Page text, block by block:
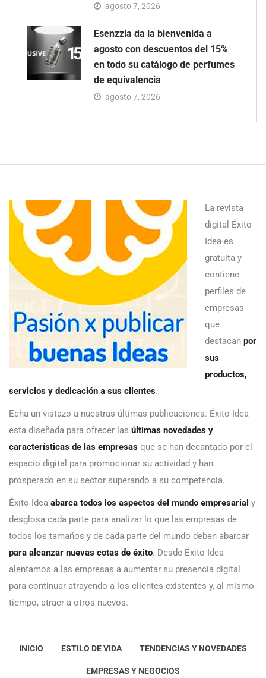
agosto 7, 2026
Esenzzia da la bienvenida a
agosto con descuentos del 15%
en todo su catálogo de perfumes
de equivalencia
agosto 7, 2026
La revista
digital Éxito
Idea es
gratuita y
contiene
perfiles de
empresas
que
destacan por
sus
productos,
servicios y dedicación a sus clientes.
Echa un vistazo a nuestras últimas publicaciones. Éxito Idea
está diseñada para ofrecer las últimas novedades y
características de las empresas que se han decantado por el
espacio digital para promocionar su actividad y han
prosperado en su sector superando a su competencia.
Éxito Idea abarca todos los aspectos del mundo empresarial y
desglosa cada parte para analizar lo que las empresas de
todos los tamaños y de cada parte del mundo deben abarcar
para alcanzar nuevas cotas de éxito. Desde Éxito Idea
alentamos a las empresas a aumentar su presencia digital
para continuar atrayendo a los clientes existentes y, al mismo
tiempo, atraer a otros nuevos.
INICIO ESTILO DE VIDA TENDENCIAS Y NOVEDADES
EMPRESAS Y NEGOCIOS